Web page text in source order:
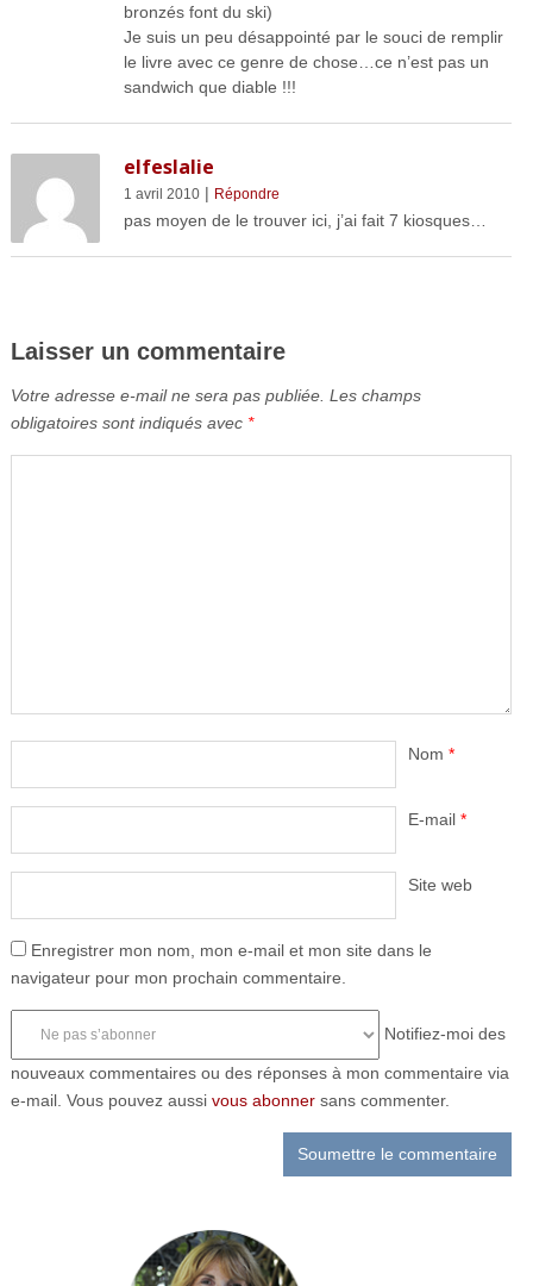
bronzés font du ski)
Je suis un peu désappointé par le souci de remplir
le livre avec ce genre de chose…ce n’est pas un
sandwich que diable !!!
elfeslalie
1 avril 2010| Répondre
pas moyen de le trouver ici, j’ai fait 7 kiosques…
Laisser un commentaire
Votre adresse e-mail ne sera pas publiée. Les champs
obligatoires sont indiqués avec *
Nom *
E-mail *
Site web
Enregistrer mon nom, mon e-mail et mon site dans le
navigateur pour mon prochain commentaire.
Notifiez-moi des
nouveaux commentaires ou des réponses à mon commentaire via
e-mail. Vous pouvez aussi vous abonnersans commenter.